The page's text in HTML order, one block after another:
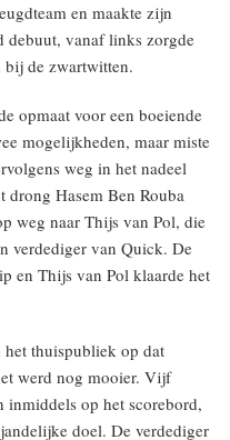
en maakte zijn
debuut, vanaf links zorgde
de zwartwitten.
opmaat voor een boeiende
mogelijkheden, maar miste
weg in het nadeel
Hasem Ben Rouba
weg naar Thijs van Pol, die
verdediger van Quick. De
en Thijs van Pol klaarde het
het thuispubliek op dat
werd nog mooier. Vijf
inmiddels op het scorebord,
doel. De verdediger